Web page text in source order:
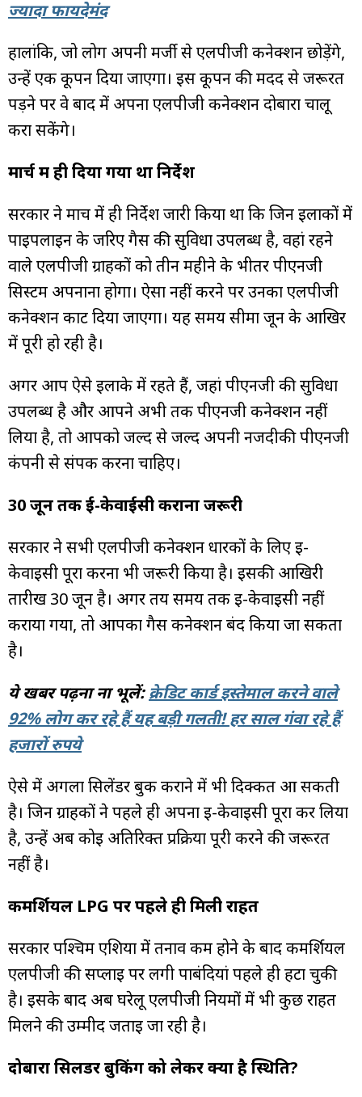
ज्यादा फायदेमंद
हालांकि, जो लोग अपनी मर्जी से एलपीजी कनेक्शन छोड़ेंगे,
उन्हें एक कूपन दिया जाएगा। इस कूपन की मदद से जरूरत
पड़ने पर वे बाद में अपना एलपीजी कनेक्शन दोबारा चालू
करा सकेंगे।
मार्च में ही दिया गया था निर्देश
सरकार ने मार्च में ही निर्देश जारी किया था कि जिन इलाकों में
पाइपलाइन के जरिए गैस की सुविधा उपलब्ध है, वहां रहने
वाले एलपीजी ग्राहकों को तीन महीने के भीतर पीएनजी
सिस्टम अपनाना होगा। ऐसा नहीं करने पर उनका एलपीजी
कनेक्शन काट दिया जाएगा। यह समय सीमा जून के आखिर
में पूरी हो रही है।
अगर आप ऐसे इलाके में रहते हैं, जहां पीएनजी की सुविधा
उपलब्ध है और आपने अभी तक पीएनजी कनेक्शन नहीं
लिया है, तो आपको जल्द से जल्द अपनी नजदीकी पीएनजी
कंपनी से संपर्क करना चाहिए।
30 जून तक ई-केवाईसी कराना जरूरी
सरकार ने सभी एलपीजी कनेक्शन धारकों के लिए ई-
केवाईसी पूरा करना भी जरूरी किया है। इसकी आखिरी
तारीख 30 जून है। अगर तय समय तक ई-केवाईसी नहीं
कराया गया, तो आपका गैस कनेक्शन बंद किया जा सकता
है।
ये खबर पढ़ना ना भूलें:क्रेडिट कार्ड इस्तेमाल करने वाले
92% लोग कर रहे हैं यह बड़ी गलती! हर साल गंवा रहे हैं
हजारों रुपये
ऐसे में अगला सिलेंडर बुक कराने में भी दिक्कत आ सकती
है। जिन ग्राहकों ने पहले ही अपना ई-केवाईसी पूरा कर लिया
है, उन्हें अब कोई अतिरिक्त प्रक्रिया पूरी करने की जरूरत
नहीं है।
कमर्शियल LPG पर पहले ही मिली राहत
सरकार पश्चिम एशिया में तनाव कम होने के बाद कमर्शियल
एलपीजी की सप्लाई पर लगी पाबंदियां पहले ही हटा चुकी
है। इसके बाद अब घरेलू एलपीजी नियमों में भी कुछ राहत
मिलने की उम्मीद जताई जा रही है।
दोबारा सिलेंडर बुकिंग को लेकर क्या है स्थिति?